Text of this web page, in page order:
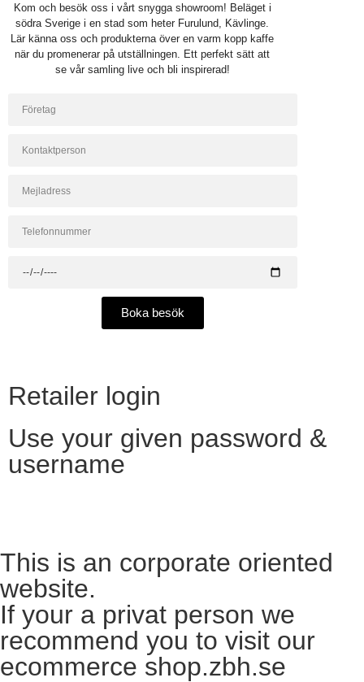
Kom och besök oss i vårt snygga showroom! Beläget i
södra Sverige i en stad som heter Furulund, Kävlinge.
Lär känna oss och produkterna över en varm kopp kaffe
när du promenerar på utställningen. Ett perfekt sätt att
se vår samling live och bli inspirerad!
Boka besök
Retailer login
Use your given password &
username
This is an corporate oriented
website.
If your a privat person we
recommend you to visit our
ecommerce shop.zbh.se